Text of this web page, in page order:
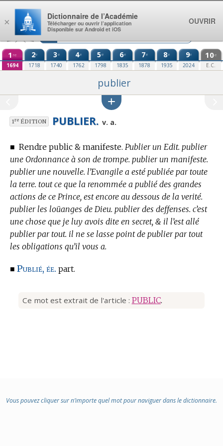
Aller au contenu
1 re
1694
2e
1718
3e
1740
4e
1762
5e
1798
6e
1835
7e
1878
8e
1935
9e
2024
10e
E.C.
publier
1reÉDITION PUBLIER. v. a.
■ Rendre public & manifeste. Publier un Edit. publier
une Ordonnance à son de trompe. publier un manifeste.
publier une nouvelle. l’Evangile a esté publiée par toute
la terre. tout ce que la renommée a publié des grandes
actions de ce Prince, est encore au dessous de la verité.
publier les loüanges de Dieu. publier des deffenses. c’est
une chose que je luy avois dite en secret, & il l’est allé
publier par tout. il ne se lasse point de publier par tout
les obligations qu’il vous a.
■ Publié, ée. part.
Ce mot est extrait de l'article : PUBLIC.
Vous pouvez cliquer sur n’importe quel mot pour naviguer dans le dictionnaire.
×
Dictionnaire de l’Académie
Télécharger ou ouvrir l’application
Disponible sur Android et iOS
OUVRIR